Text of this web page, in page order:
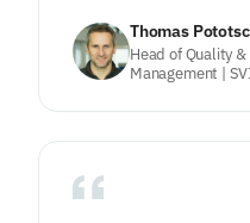
Thomas
Head of Quality
Management |